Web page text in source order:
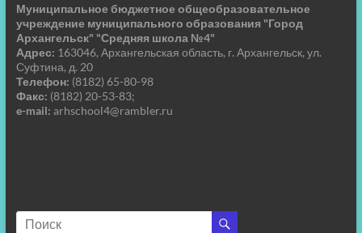
Муниципальное бюджетное общеобразовательное
учреждение муниципального образования "Город
Архангельск" "Средняя школа №4"
Адрес: 163046, Архангельская область, г. Архангельск, ул.
Суфтина, д. 20
Телефон: (8182) 65-80-98
Факс: (8182) 20-53-83;
e-mail: arhschool4@rambler.ru